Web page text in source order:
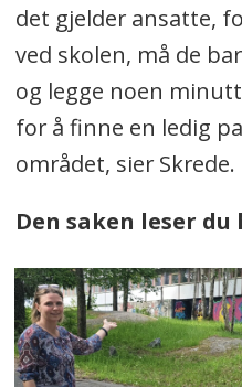
det gjelder ansatte,
ved skolen, må de
og legge noen
for å finne en ledig
området, sier Skrede.
Den saken leser du